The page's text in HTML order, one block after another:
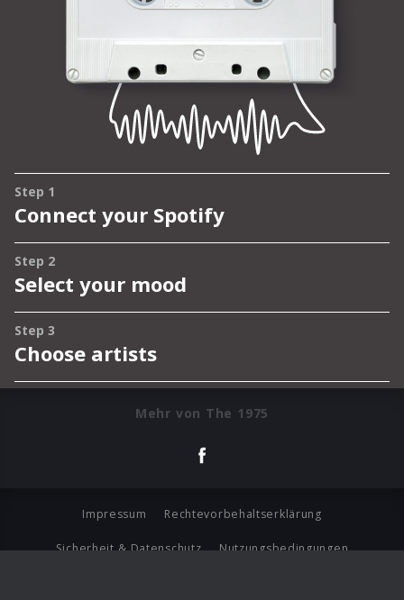
Mehr von The 1975
Impressum Rechtevorbehaltserklärung
Sicherheit & Datenschutz Nutzungsbedingungen